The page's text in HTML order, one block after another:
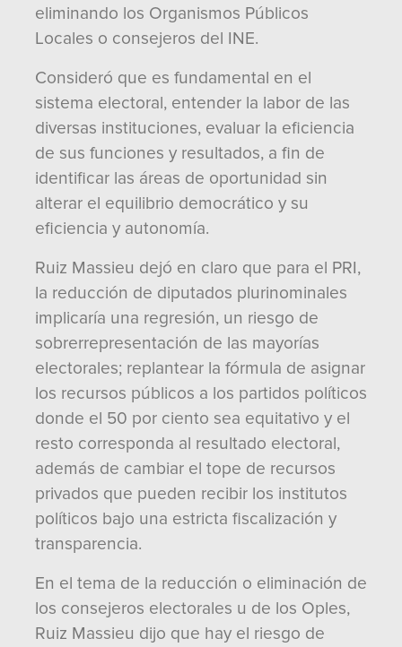
eliminando los Organismos Públicos
Locales o consejeros del INE.
Consideró que es fundamental en el
sistema electoral, entender la labor de las
diversas instituciones, evaluar la eficiencia
de sus funciones y resultados, a fin de
identificar las áreas de oportunidad sin
alterar el equilibrio democrático y su
eficiencia y autonomía.
Ruiz Massieu dejó en claro que para el PRI,
la reducción de diputados plurinominales
implicaría una regresión, un riesgo de
sobrerrepresentación de las mayorías
electorales; replantear la fórmula de asignar
los recursos públicos a los partidos políticos
donde el 50 por ciento sea equitativo y el
resto corresponda al resultado electoral,
además de cambiar el tope de recursos
privados que pueden recibir los institutos
políticos bajo una estricta fiscalización y
transparencia.
En el tema de la reducción o eliminación de
los consejeros electorales u de los Oples,
Ruiz Massieu dijo que hay el riesgo de